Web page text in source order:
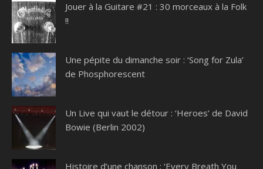
Jouer à la Guitare #21 : 30 morceaux à la Folk
!!
Une pépite du dimanche soir : ‘Song for Zula’
de Phosphorescent
Un Live qui vaut le détour : ‘Heroes’ de David
Bowie (Berlin 2002)
Histoire d’une chanson : ‘Every Breath You